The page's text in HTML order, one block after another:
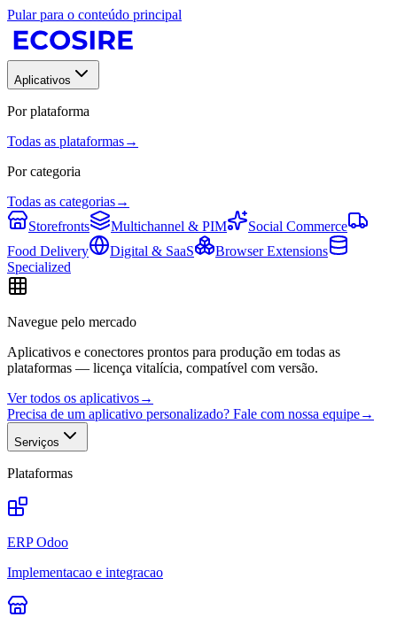
Pular para o conteúdo principal
Aplicativos
Por plataforma
Todas as plataformas→
Por categoria
Todas as categorias→
Storefronts
Multichannel & PIM
Social Commerce
Food Delivery
Digital & SaaS
Browser Extensions
Specialized
Navegue pelo mercado
Aplicativos e conectores prontos para produção em todas as
plataformas — licença vitalícia, compatível com versão.
Ver todos os aplicativos→
Precisa de um aplicativo personalizado? Fale com nossa equipe→
Serviços
Plataformas
ERP Odoo
Implementacao e integracao